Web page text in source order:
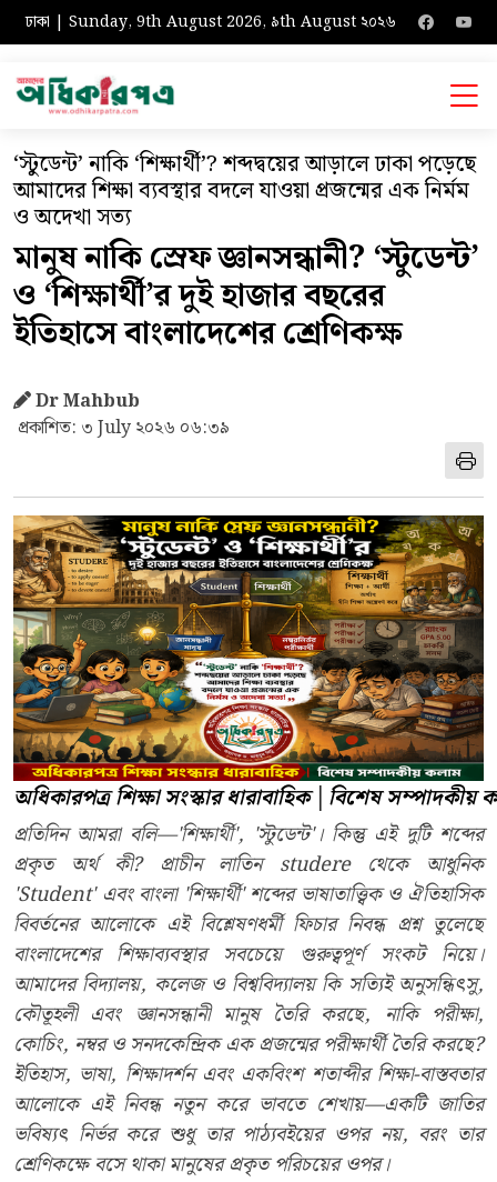
ঢাকা | Sunday, 9th August 2026, ৯th August ২০২৬
‘স্টুডেন্ট’ নাকি ‘শিক্ষার্থী’? শব্দদ্বয়ের আড়ালে ঢাকা পড়েছে
আমাদের শিক্ষা ব্যবস্থার বদলে যাওয়া প্রজন্মের এক নির্মম
ও অদেখা সত্য
মানুষ নাকি স্রেফ জ্ঞানসন্ধানী? ‘স্টুডেন্ট’
ও ‘শিক্ষার্থী’র দুই হাজার বছরের
ইতিহাসে বাংলাদেশের শ্রেণিকক্ষ
Dr Mahbub
প্রকাশিত: ৩ July ২০২৬ ০৬:৩৯
অধিকারপত্রশিক্ষা সংস্কার ধারাবাহিক বিশেষসম্পাদকীয়
প্রতিদিন আমরা বলি—'শিক্ষার্থী', 'স্টুডেন্ট'। কিন্তু এই দুটি শব্দের
প্রকৃত অর্থ কী? প্রাচীন লাতিন studere থেকে আধুনিক
'Student' এবং বাংলা 'শিক্ষার্থী' শব্দের ভাষাতাত্ত্বিক ও ঐতিহাসিক
বিবর্তনের আলোকে এই বিশ্লেষণধর্মী ফিচার নিবন্ধ প্রশ্ন তুলেছে
বাংলাদেশের শিক্ষাব্যবস্থার সবচেয়ে গুরুত্বপূর্ণ সংকট নিয়ে।
আমাদের বিদ্যালয়, কলেজ ও বিশ্ববিদ্যালয় কি সত্যিই অনুসন্ধিৎসু,
কৌতূহলী এবং জ্ঞানসন্ধানী মানুষ তৈরি করছে, নাকি পরীক্ষা,
কোচিং, নম্বর ও সনদকেন্দ্রিক এক প্রজন্মের পরীক্ষার্থী তৈরি করছে?
ইতিহাস, ভাষা, শিক্ষাদর্শন এবং একবিংশ শতাব্দীর শিক্ষা-বাস্তবতার
আলোকে এই নিবন্ধ নতুন করে ভাবতে শেখায়—একটি জাতির
ভবিষ্যৎ নির্ভর করে শুধু তার পাঠ্যবইয়ের ওপর নয়, বরং তার
শ্রেণিকক্ষে বসে থাকা মানুষের প্রকৃত পরিচয়ের ওপর।